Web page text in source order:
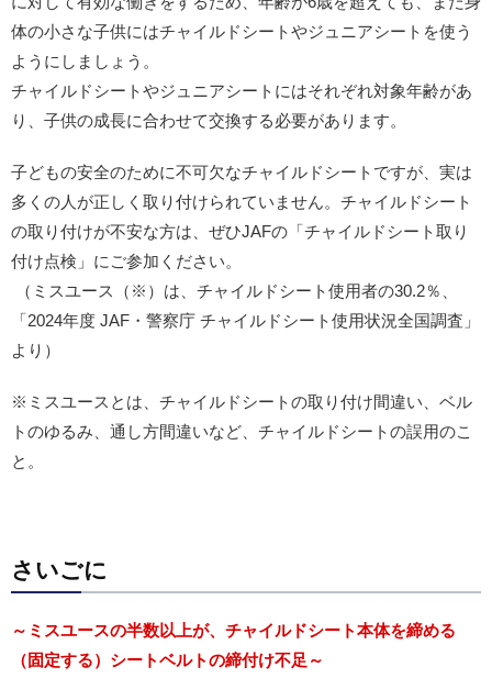
体の小さな子供にはチャイルドシートやジュニアシートを使う
ようにしましょう。
チャイルドシートやジュニアシートにはそれぞれ対象年齢があ
り、子供の成長に合わせて交換する必要があります。
子どもの安全のために不可欠なチャイルドシートですが、実は
多くの人が正しく取り付けられていません。チャイルドシート
の取り付けが不安な方は、ぜひJAFの「チャイルドシート取り
付け点検」にご参加ください。
（ミスユース（※）は、チャイルドシート使用者の30.2％、
「2024年度 JAF・警察庁 チャイルドシート使用状況全国調査」
より）
※ミスユースとは、チャイルドシートの取り付け間違い、ベル
トのゆるみ、通し方間違いなど、チャイルドシートの誤用のこ
と。
さいごに
～ミスユースの半数以上が、チャイルドシート本体を締める
（固定する）シートベルトの締付け不足 ～